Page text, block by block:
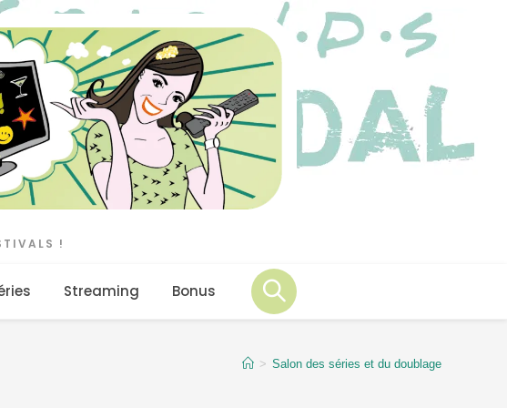
!
Streaming Bonus
> Salon des séries et du doublage